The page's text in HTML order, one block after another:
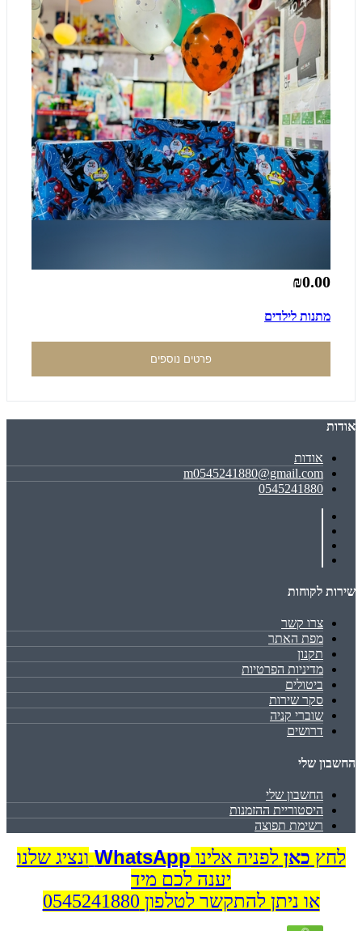
₪0.00
מתנות לילדים
פרטים נוספים
אודות
אודות
m0545241880@gmail.com
0545241880
שירות לקוחות
צרו קשר
מפת האתר
תקנון
מדיניות הפרטיות
ביטולים
סקר שירות
שוברי קניה
דרושים
החשבון שלי
החשבון שלי
היסטוריית ההזמנות
רשימת תפוצה
לחץ כאן לפניה אלינוWhatsApp ונציג שלנו
יענה לכם מיד
או ניתן להתקשר לטלפון 0545241880